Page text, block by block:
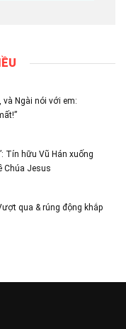
và Ngài nói với em:
Tín hữu Vũ Hán xuống
Chúa Jesus
qua & rúng động khắp